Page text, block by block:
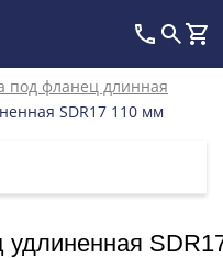
под фланец длинная
SDR17 110 мм